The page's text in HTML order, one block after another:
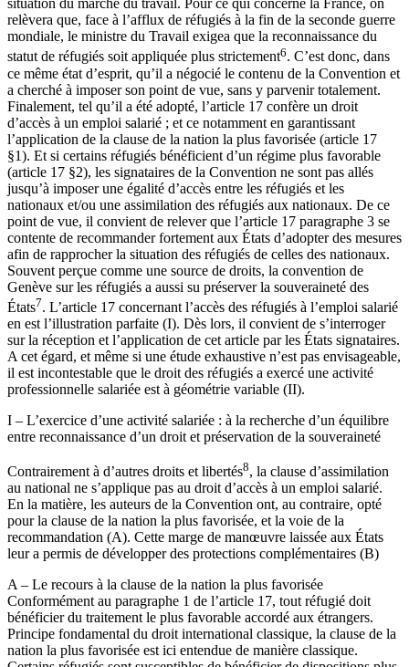
situation du marché du travail. Pour ce qui concerne la France, on
relèvera que, face à l’afflux de réfugiés à la fin de la seconde guerre
mondiale, le ministre du Travail exigea que la reconnaissance du
statut de réfugiés soit appliquée plus strictement6. C’est donc, dans
ce même état d’esprit, qu’il a négocié le contenu de la Convention et
a cherché à imposer son point de vue, sans y parvenir totalement.
Finalement, tel qu’il a été adopté, l’article 17 confère un droit
d’accès à un emploi salarié ; et ce notamment en garantissant
l’application de la clause de la nation la plus favorisée (article 17
§1). Et si certains réfugiés bénéficient d’un régime plus favorable
(article 17 §2), les signataires de la Convention ne sont pas allés
jusqu’à imposer une égalité d’accès entre les réfugiés et les
nationaux et/ou une assimilation des réfugiés aux nationaux. De ce
point de vue, il convient de relever que l’article 17 paragraphe 3 se
contente de recommander fortement aux États d’adopter des mesures
afin de rapprocher la situation des réfugiés de celles des nationaux.
Souvent perçue comme une source de droits, la convention de
Genève sur les réfugiés a aussi su préserver la souveraineté des
États7. L’article 17 concernant l’accès des réfugiés à l’emploi salarié
en est l’illustration parfaite (I). Dès lors, il convient de s’interroger
sur la réception et l’application de cet article par les États signataires.
A cet égard, et même si une étude exhaustive n’est pas envisageable,
il est incontestable que le droit des réfugiés a exercé une activité
professionnelle salariée est à géométrie variable (II).
I – L’exercice d’une activité salariée : à la recherche d’un équilibre
entre reconnaissance d’un droit et préservation de la souveraineté
Contrairement à d’autres droits et libertés8, la clause d’assimilation
au national ne s’applique pas au droit d’accès à un emploi salarié.
En la matière, les auteurs de la Convention ont, au contraire, opté
pour la clause de la nation la plus favorisée, et la voie de la
recommandation (A). Cette marge de manœuvre laissée aux États
leur a permis de développer des protections complémentaires (B)
A – Le recours à la clause de la nation la plus favorisée
Conformément au paragraphe 1 de l’article 17, tout réfugié doit
bénéficier du traitement le plus favorable accordé aux étrangers.
Principe fondamental du droit international classique, la clause de la
nation la plus favorisée est ici entendue de manière classique.